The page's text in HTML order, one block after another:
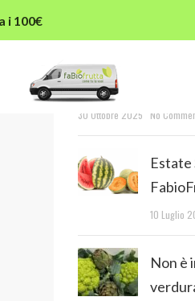
i 100€
RECENT POSTS
L’autunno in tavola
30 Ottobre 2025 No
Estate
10 Luglio
Non è